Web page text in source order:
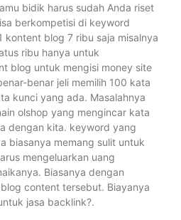
bidik harus sudah Anda riset
berkompetisi di keyword
kontent blog 7 ribu saja misalnya
ribu hanya untuk
blog untuk mengisi money site
benar jeli memilih 100 kata
kunci yang ada. Masalahnya
olshop yang mengincar kata
dengan kita. keyword yang
biasanya memang sulit untuk
mengeluarkan uang
Biasanya dengan
content tersebut. Biayanya
jasa backlink?.